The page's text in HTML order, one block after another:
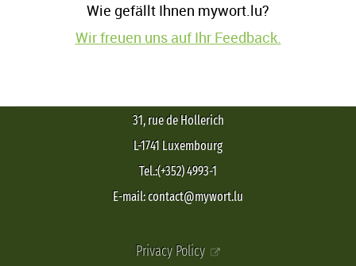
Wie gefällt Ihnen mywort.lu?
Wir freuen uns auf Ihr Feedback.
31, rue de Hollerich
L-1741 Luxembourg
Tel.:(+352) 4993-1
E-mail: contact@mywort.lu
Privacy Policy